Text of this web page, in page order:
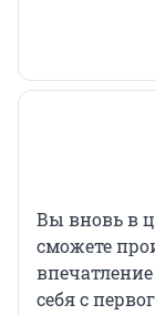
Вы вновь в
сможете
себя с